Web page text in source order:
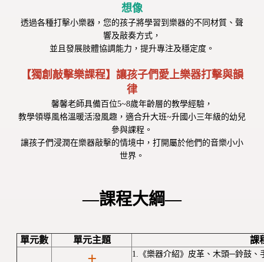
想像
透過各種打擊小樂器，您的孩子將學習到樂器的不同材質、聲
響及敲奏方式，
並且發展肢體協調能力，提升專注及穩定度。
【獨創敲擊樂課程】讓孩子們愛上樂器打擊與韻
律
馨馨老師具備百位5~8歲年齡層的教學經驗，
教學領導風格溫暖活潑風趣，適合升大班~升國小三年級的幼兒
參與課程。
讓孩子們浸潤在樂器敲擊的情境中，打開屬於他們的音樂小小
世界。
—課程大綱—
單元數 單元主題
課
土
1.《樂器介紹》皮革、木頭─鈴鼓、